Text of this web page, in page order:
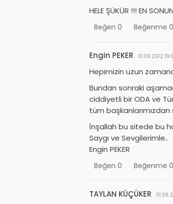
HELE ŞÜKÜR !!! EN
Beğen 0 Beğenme 0
Engin PEKER 01.09.2012
Hepimizin uzun
Bundan sonraki
ciddiyetli bir ODA ve
tüm
İnşallah bu sitede bu
Saygı ve Sevgilerimle..
Engin PEKER
Beğen 0 Beğenme 0
TAYLAN KÜÇÜKER